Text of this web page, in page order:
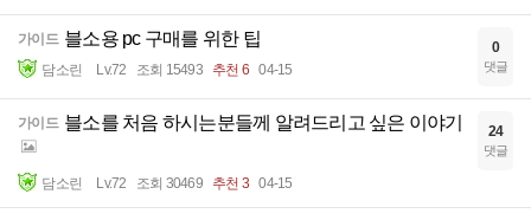
가이드 블소용 pc 구매를 위한 팁
담소린 Lv.72 조회 15493 추천 6 04-15
0
댓글
가이드 블소를 처음 하시는분들께 알려드리고 싶은 이야기
담소린 Lv.72 조회 30469 추천 3 04-15
24
댓글